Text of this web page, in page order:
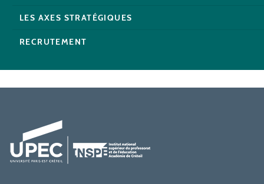
LES AXES STRATÉGIQUES
RECRUTEMENT